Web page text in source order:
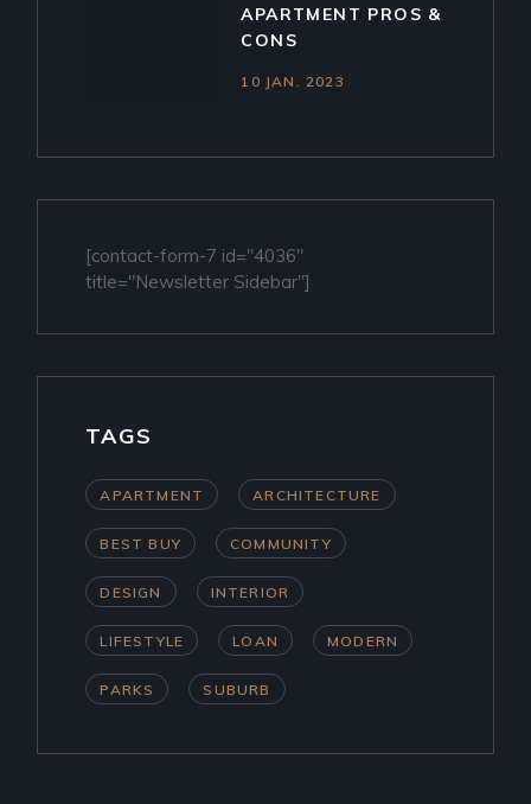
APARTMENT PROS &
CONS
10 JAN. 2023
[contact-form-7 id="4036"
title="Newsletter Sidebar"]
TAGS
APARTMENT ARCHITECTURE
BEST BUY COMMUNITY
DESIGN INTERIOR
LIFESTYLE LOAN MODERN
PARKS SUBURB